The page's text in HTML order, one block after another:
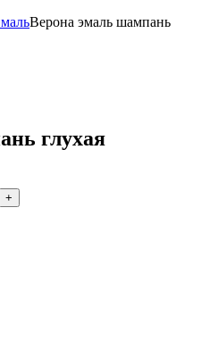
Верона эмаль шампань
глухая
+